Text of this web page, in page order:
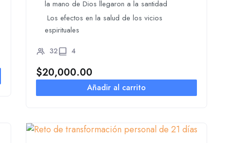
la mano de Dios llegaron a la santidad
Los efectos en la salud de los vicios
espirituales
32 4
$20,000.00
Añadir al carrito